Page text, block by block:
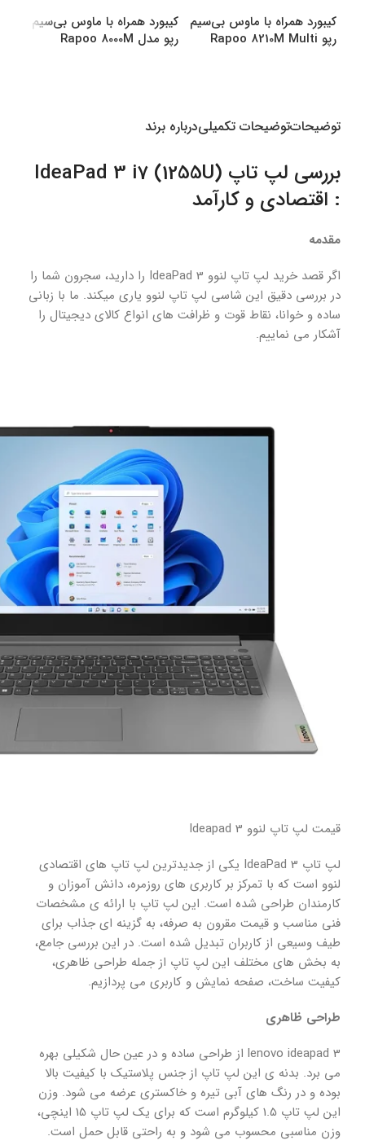
کیبورد همراه با ماوس بی‌سیم
رپو Rapoo 8210M Multi
کیبورد همراه با ماوس بی‌سیم
رپو مدل Rapoo 8000M
توضیحاتتوضیحات تکمیلیدرباره برند
بررسی لپ تاپ (1255U) IdeaPad 3 i7
: اقتصادی و کارآمد
مقدمه
اگر قصد خرید لپ تاپ لنوو IdeaPad 3 را دارید، سجرون شما را
در بررسی دقیق این شاسی لپ تاپ لنوو یاری میکند. ما با زبانی
ساده و خوانا، نقاط قوت و ظرافت های انواع کالای دیجیتال را
آشکار می نماییم.
قیمت لپ تاپ لنوو Ideapad 3
لپ تاپ IdeaPad 3 یکی از جدیدترین لپ تاپ های اقتصادی
لنوو است که با تمرکز بر کاربری های روزمره، دانش آموزان و
کارمندان طراحی شده است. این لپ تاپ با ارائه ی مشخصات
فنی مناسب و قیمت مقرون به صرفه، به گزینه ای جذاب برای
طیف وسیعی از کاربران تبدیل شده است. در این بررسی جامع،
به بخش های مختلف این لپ تاپ از جمله طراحی ظاهری،
کیفیت ساخت، صفحه نمایش و کاربری می پردازیم.
طراحی ظاهری
lenovo ideapad 3 از طراحی ساده و در عین حال شکیلی بهره
می برد. بدنه ی این لپ تاپ از جنس پلاستیک با کیفیت بالا
بوده و در رنگ های آبی تیره و خاکستری عرضه می شود. وزن
این لپ تاپ 1.5 کیلوگرم است که برای یک لپ تاپ 15 اینچی،
وزن مناسبی محسوب می شود و به راحتی قابل حمل است.